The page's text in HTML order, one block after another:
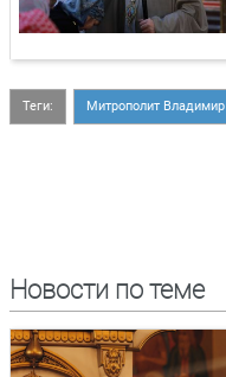
Теги: Митрополит Владимир
Новости по теме